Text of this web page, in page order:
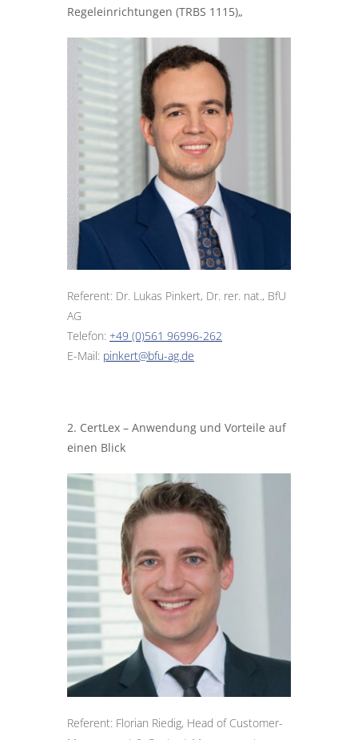
Regeleinrichtungen (TRBS 1115)„
Referent: Dr. Lukas Pinkert, Dr. rer. nat., BfU
AG
Telefon: +49 (0)561 96996-262
E-Mail: pinkert@bfu-ag.de
2. CertLex – Anwendung und Vorteile auf
einen Blick
Referent: Florian Riedig, Head of Customer-